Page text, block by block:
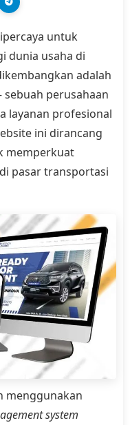
untuk
dunia usaha di
adalah
perusahaan
layanan profesional
ini dirancang
memperkuat
pasar transportasi
menggunakan
system